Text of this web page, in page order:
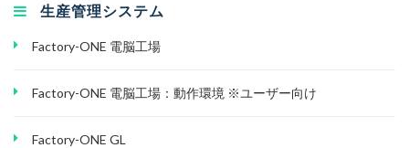
生産管理システム
Factory-ONE 電脳工場
Factory-ONE 電脳工場：動作環境 ※ユーザー向け
Factory-ONE GL